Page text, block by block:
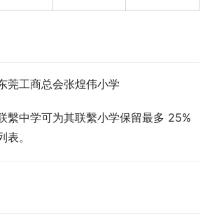
莞工商总会张煌伟小学
繫中学可为其联繫小学保留最多 25%
。